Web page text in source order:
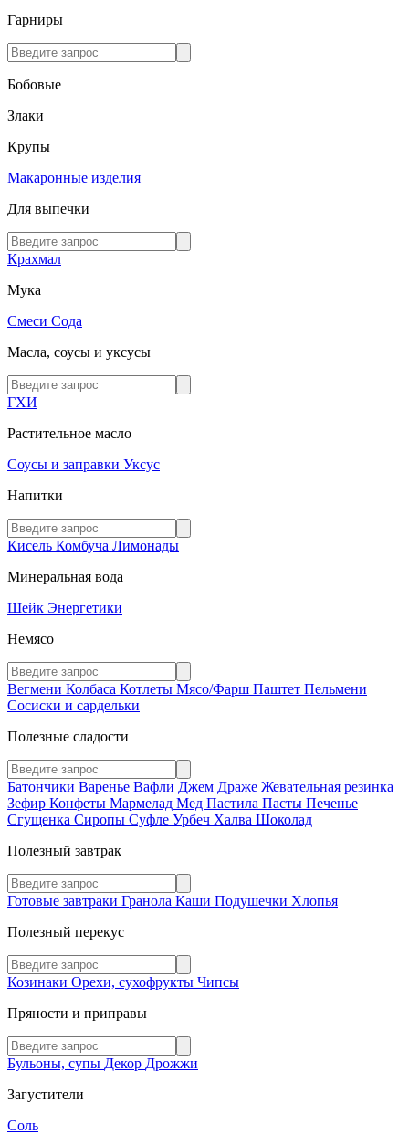
Гарниры
Бобовые
Злаки
Крупы
Макаронные изделия
Для выпечки
Крахмал
Мука
Смеси Сода
Масла, соусы и уксусы
ГХИ
Растительное масло
Соусы и заправки Уксус
Напитки
Кисель Комбуча Лимонады
Минеральная вода
Шейк Энергетики
Немясо
Вегмени Колбаса Котлеты Мясо/Фарш Паштет Пельмени
Сосиски и сардельки
Полезные сладости
Батончики Варенье Вафли Джем Драже Жевательная резинка
Зефир Конфеты Мармелад Мед Пастила Пасты Печенье
Сгущенка Сиропы Суфле Урбеч Халва Шоколад
Полезный завтрак
Готовые завтраки Гранола Каши Подушечки Хлопья
Полезный перекус
Козинаки Орехи, сухофрукты Чипсы
Пряности и приправы
Бульоны, супы Декор Дрожжи
Загустители
Соль